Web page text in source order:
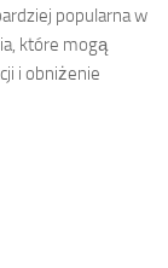
popularna w
które mogą
i obniżenie